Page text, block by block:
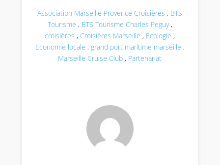
Association Marseille Provence Croisières , BTS
Tourisme , BTS Tourisme Charles Peguy,
croisières , Croisières Marseille , Ecologie ,
Economie locale , grand port maritime marseille ,
Marseille Cruise Club , Partenariat